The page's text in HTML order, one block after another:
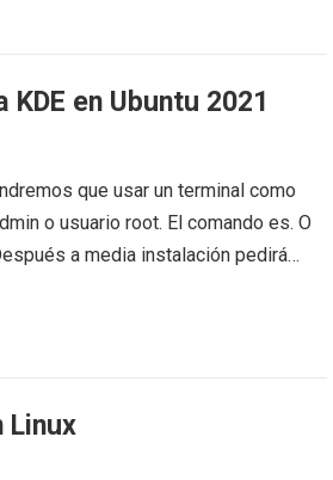
en Ubuntu 2021
que usar un terminal como
o usuario root. El comando es. O
a media instalación pedirá…
Linux